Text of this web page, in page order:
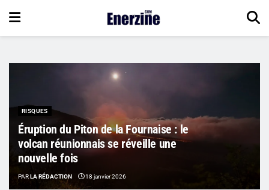
RISQUES
Éruption du Piton de la Fournaise : le
volcan réunionnais se réveille une
nouvelle fois
PARLA RÉDACTION 18 janvier 2026